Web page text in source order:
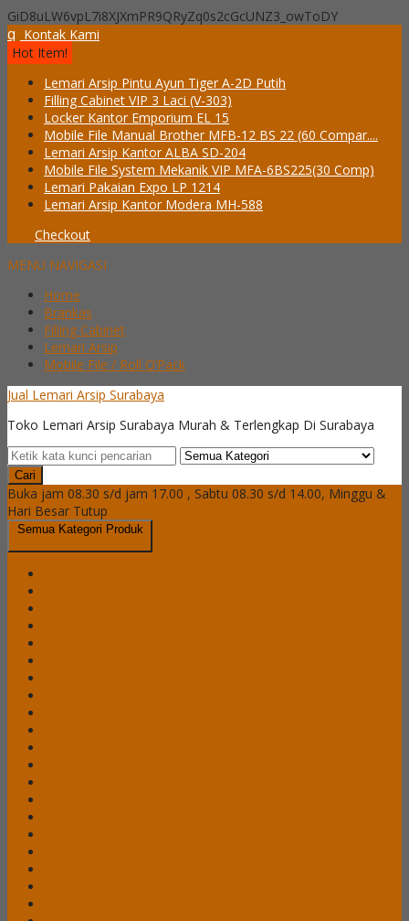
GiD8uLW6vpL7i8XJXmPR9QRyZq0s2cGcUNZ3_owToDY
q Kontak Kami
Hot Item!
Lemari Arsip Pintu Ayun Tiger A-2D Putih
Filling Cabinet VIP 3 Laci (V-303)
Locker Kantor Emporium EL 15
Mobile File Manual Brother MFB-12 BS 22 (60 Compar....
Lemari Arsip Kantor ALBA SD-204
Mobile File System Mekanik VIP MFA-6BS225(30 Comp)
Lemari Pakaian Expo LP 1214
Lemari Arsip Kantor Modera MH-588
Checkout
MENU NAVIGASI
Home
Brankas
Filling Cabinet
Lemari Arsip
Mobile File / Roll O’Pack
Jual Lemari Arsip Surabaya
Toko Lemari Arsip Surabaya Murah & Terlengkap Di Surabaya
Cari
Buka jam 08.30 s/d jam 17.00 , Sabtu 08.30 s/d 14.00, Minggu &
Hari Besar Tutup
Semua Kategori Produk